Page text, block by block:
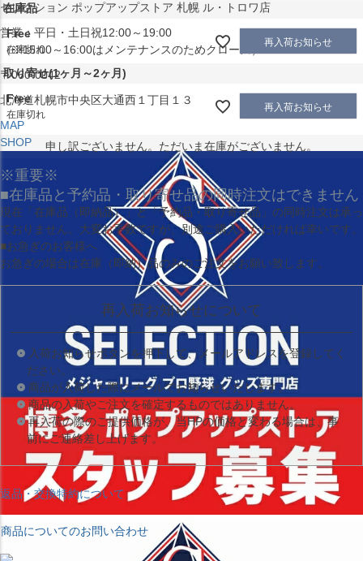
セレクション ポップアップストア 札幌 ル・トロワ店
営業：平日・土日祝12:00～19:00
（※15:00～16:00はメンテナンスのためクローズ）
〒060-0042
北海道札幌市中央区大通西１丁目１３
MAP
SHOP
在庫品
Free
在庫切れ
再入荷お知らせ
取り寄せ(1ヶ月～2ヶ月)
Free
在庫切れ
再入荷お知らせ
申し訳ございません。ただいま在庫がございません。
※重要※
■在庫品と予約品・取り寄せ品の同時注文はできません
現在 「在庫品（即納品）」と「予約品・取り寄せ品」 の同時注文は承っ
ておりません。大変お手数ですが、別途ご購入いただければ幸いです。
■お急ぎのお客様へ
お急ぎの場合は在庫（即納）品のみのご注文をお願い致します。
再入荷お知らせについて
入荷お知らせボタンを押下して、メールアドレスを登録してく
ださい。
商品が入荷した際にメールでお知らせいたします。
商品の入荷やご注文を確定するものではありません。
再入荷の際のご提供価格が、当HPの価格と変わる場合は、事
前にご連絡差し上げます。
返品・交換特約について
商品についてのお問い合わせ